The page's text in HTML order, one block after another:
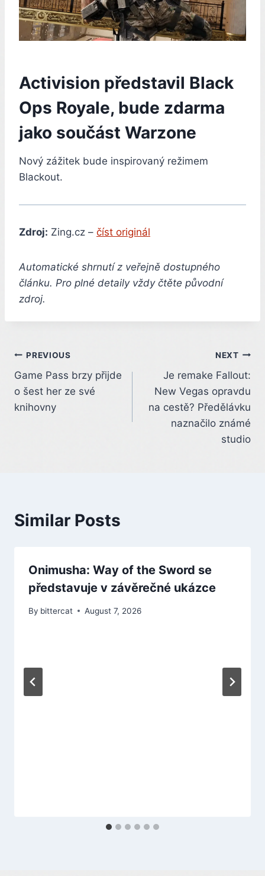
Activision představil Black
Ops Royale, bude zdarma
jako součást Warzone
Nový zážitek bude inspirovaný režimem
Blackout.
Zdroj: Zing.cz – číst originál
Automatické shrnutí z veřejně dostupného
článku. Pro plné detaily vždy čtěte původní
zdroj.
Post
navigation
PREVIOUS
Game Pass brzy přijde
o šest her ze své
knihovny
NEXT
Je remake Fallout:
New Vegas opravdu
na cestě? Předělávku
naznačilo známé
studio
Similar Posts
Onimusha: Way of the Sword se
představuje v závěrečné ukázce
By bittercat August 7, 2026